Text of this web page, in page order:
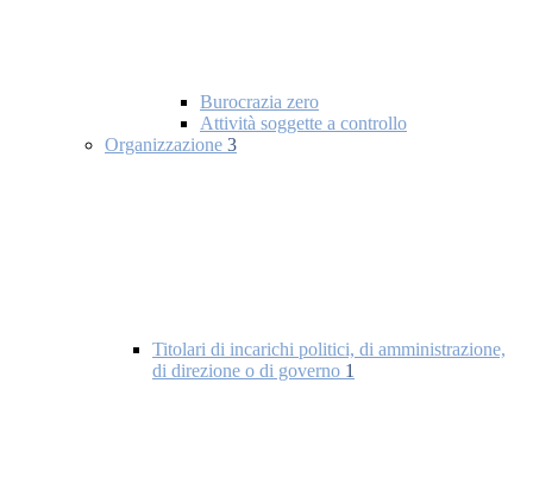
Burocrazia zero
Attività soggette a controllo
Organizzazione 3
Titolari di incarichi politici, di amministrazione,
di direzione o di governo 1